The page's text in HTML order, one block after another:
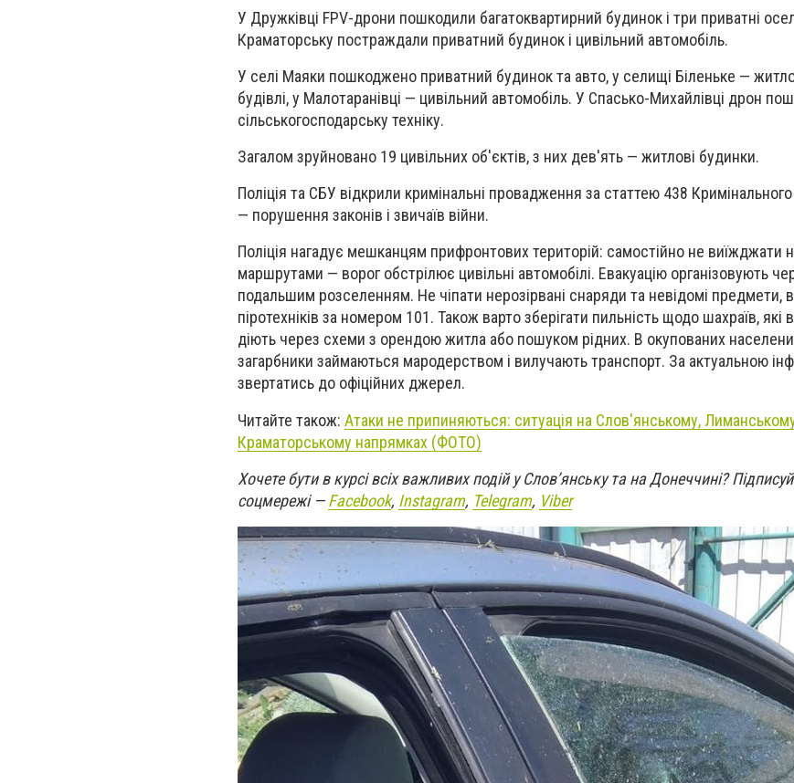
У Дружківці FPV-дрони пошкодили багатоквартирний будинок і три приватні
Краматорську постраждали приватний будинок і цивільний автомобіль.
У селі Маяки пошкоджено приватний будинок та авто, у селищі Біленьке —
будівлі, у Малотаранівці — цивільний автомобіль. У Спасько-Михайлівці дрон
сільськогосподарську техніку.
Загалом зруйновано 19 цивільних об'єктів, з них дев'ять — житлові будинки.
Поліція та СБУ відкрили кримінальні провадження за статтею 438
— порушення законів і звичаїв війни.
Поліція нагадує мешканцям прифронтових територій: самостійно не виїжджати
маршрутами — ворог обстрілює цивільні автомобілі. Евакуацію організовують
подальшим розселенням. Не чіпати нерозірвані снаряди та невідомі предмети,
піротехніків за номером 101. Також варто зберігати пильність щодо шахраїв, які
діють через схеми з орендою житла або пошуком рідних. В окупованих
загарбники займаються мародерством і вилучають транспорт. За актуальною
звертатись до офіційних джерел.
Читайте також: Атаки не припиняються: ситуація на Слов'янському,
Краматорському напрямках (ФОТО)
Хочете бути в курсі всіх важливих подій у Слов’янську та на Донеччині?
соцмережі —Facebook, Instagram, Telegram, Viber